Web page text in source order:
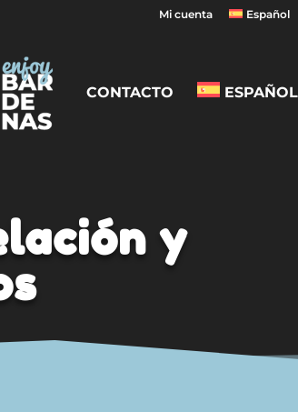
Mi cuenta Español
CONTACTO ESPAÑOL
y